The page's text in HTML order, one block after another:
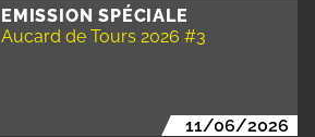
EMISSION SPÉCIALE
Aucard de Tours 2026 #3
11/06/2026